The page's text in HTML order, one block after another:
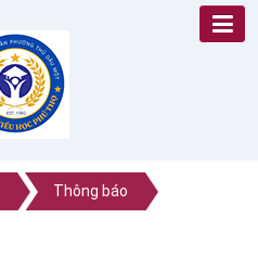
Thông báo